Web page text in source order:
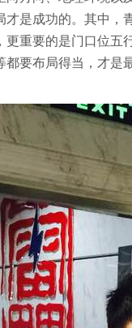
是成功的。其中，
重要的是门口位五
要布局得当，才是